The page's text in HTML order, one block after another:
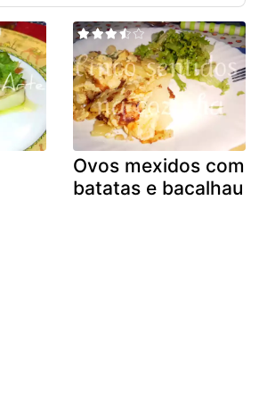
Ovos mexidos com
batatas e bacalhau